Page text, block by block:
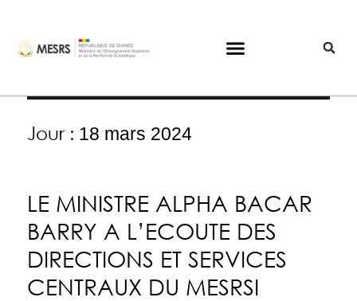
Jour : 18 mars 2024
LE MINISTRE ALPHA BACAR
BARRY A L’ECOUTE DES
DIRECTIONS ET SERVICES
CENTRAUX DU MESRSI